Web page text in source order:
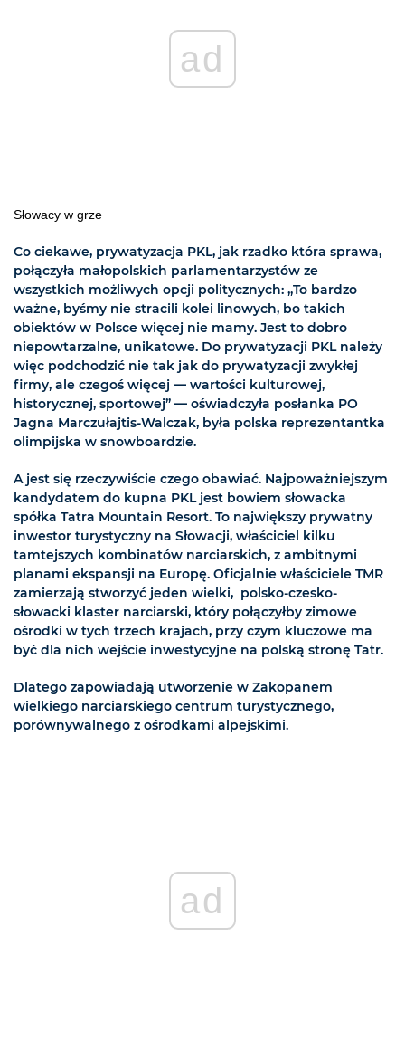
ad
Słowacy w grze
Co ciekawe, prywatyzacja PKL, jak rzadko która sprawa,
połączyła małopolskich parlamentarzystów ze
wszystkich możliwych opcji politycznych: „To bardzo
ważne, byśmy nie stracili kolei linowych, bo takich
obiektów w Polsce więcej nie mamy. Jest to dobro
niepowtarzalne, unikatowe. Do prywatyzacji PKL należy
więc podchodzić nie tak jak do prywatyzacji zwykłej
firmy, ale czegoś więcej — wartości kulturowej,
historycznej, sportowej” — oświadczyła posłanka PO
Jagna Marczułajtis-Walczak, była polska reprezentantka
olimpijska w snowboardzie.
A jest się rzeczywiście czego obawiać. Najpoważniejszym
kandydatem do kupna PKL jest bowiem słowacka
spółka Tatra Mountain Resort. To największy prywatny
inwestor turystyczny na Słowacji, właściciel kilku
tamtejszych kombinatów narciarskich, z ambitnymi
planami ekspansji na Europę. Oficjalnie właściciele TMR
zamierzają stworzyć jeden wielki, polsko-czesko-
słowacki klaster narciarski, który połączyłby zimowe
ośrodki w tych trzech krajach, przy czym kluczowe ma
być dla nich wejście inwestycyjne na polską stronę Tatr.
Dlatego zapowiadają utworzenie w Zakopanem
wielkiego narciarskiego centrum turystycznego,
porównywalnego z ośrodkami alpejskimi.
ad